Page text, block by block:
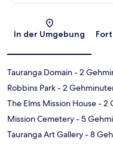
In der Umgebung
Tauranga Domain- 2
Robbins Park- 2
The Elms Mission House- 2
Mission Cemetery- 5
Tauranga Art Gallery- 8